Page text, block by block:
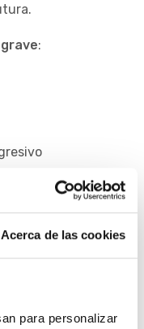
Acerca de las cookies
para personalizar
:
confusión
cara o